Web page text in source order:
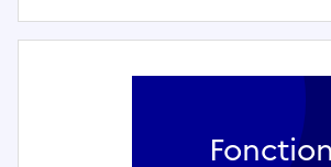
Fonction